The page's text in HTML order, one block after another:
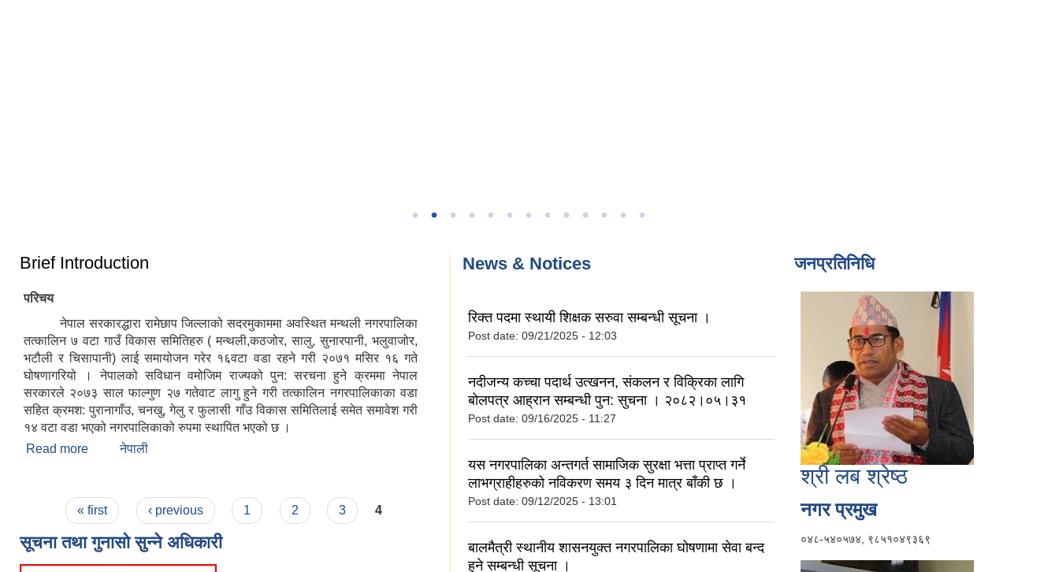
Brief Introduction
परिचय
नेपाल सरकारद्धारा रामेछाप जिल्लाको सदरमुकाममा अवस्थित मन्थली नगरपालिका
तत्कालिन ७ वटा गाउँ विकास समितिहरु ( मन्थली,कठजोर, सालु, सुनारपानी, भलुवाजोर,
भटौली र चिसापानी) लाई समायोजन गरेर १६वटा वडा रहने गरी २०७१ मसिर १६ गते
घोषणागरियो । नेपालको सविधान वमोजिम राज्यको पुन: सरचना हुने क्रममा नेपाल
सरकारले २०७३ साल फाल्गुण २७ गतेवाट लागु हुने गरी तत्कालिन नगरपालिकाका वडा
सहित क्रमश: पुरानागाँउ, चनखु, गेलु र फुलासी गाँउ विकास समितिलाई समेत समावेश गरी
१४ वटा वडा भएको नगरपालिकाको रुपमा स्थापित भएको छ ।
Read more about Brief Introduction
नेपाली
Pages« first ‹ previous 1 2 3 4
सूचना तथा गुनासो सुन्ने अधिकारी
News & Notices
रिक्त पदमा स्थायी शिक्षक सरुवा सम्बन्धी सूचना ।
Post date: 09/21/2025 - 12:03
नदीजन्य कच्चा पदार्थ उत्खनन, संकलन र विक्रिका लागि
बोलपत्र आह्रान सम्बन्धी पुन: सुचना । २०८२।०५।३१
Post date: 09/16/2025 - 11:27
यस नगरपालिका अन्तगर्त सामाजिक सुरक्षा भत्ता प्राप्त गर्ने
लाभग्राहीहरुको नविकरण समय ३ दिन मात्र बाँकी छ ।
Post date: 09/12/2025 - 13:01
बालमैत्री स्थानीय शासनयुक्त नगरपालिका घोषणामा सेवा बन्द
हुने सम्बन्धी सूचना ।
जनप्रतिनिधि
श्री लब श्रेष्ठ
नगर प्रमुख
०४८-५४०५७४, ९८५१०४९३६९